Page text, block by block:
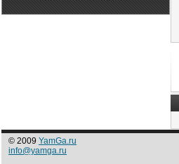
© 2009 YamGa.ru
info@yamga.ru